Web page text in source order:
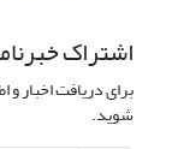
اشتراک
برای دریافت اخبار
شوید.